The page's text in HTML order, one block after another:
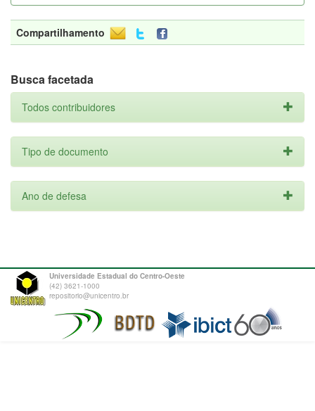
Compartilhamento
Busca facetada
Todos contribuidores
Tipo de documento
Ano de defesa
Universidade Estadual do Centro-Oeste
(42) 3621-1000
repositorio@unicentro.br